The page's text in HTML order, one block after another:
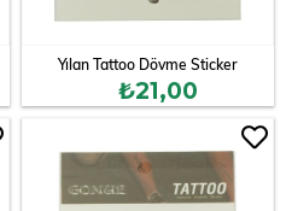
Yılan Tattoo Dövme Sticker
₺21,00